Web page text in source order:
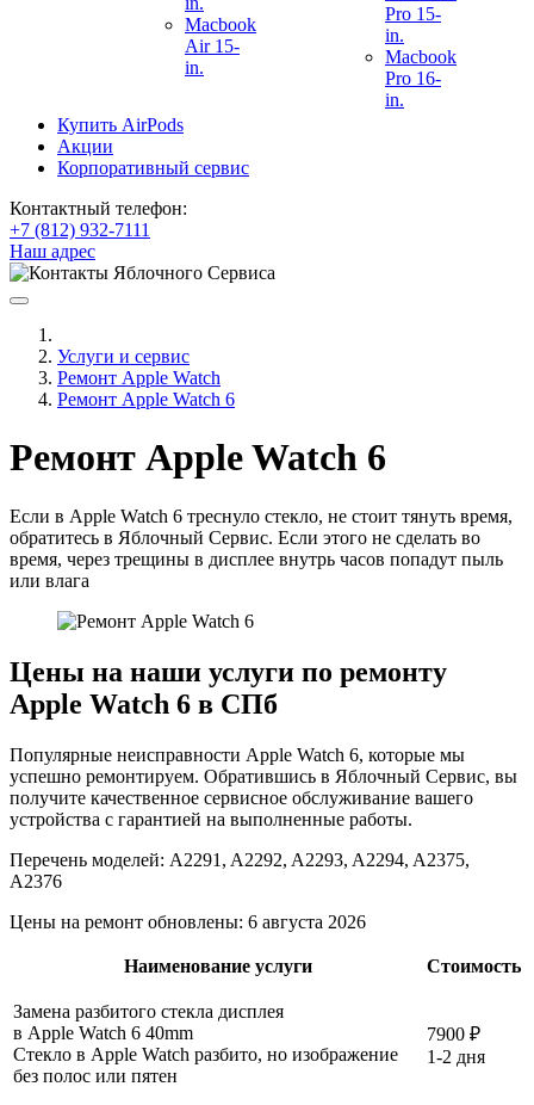
Macbook
Air 15-
in.
Pro 15-
in.
Macbook
Pro 16-
in.
Купить AirPods
Акции
Корпоративный сервис
Контактный телефон:
+7 (812) 932-7111
Наш адрес
Услуги и сервис
Ремонт Apple Watch
Ремонт Apple Watch 6
Ремонт Apple Watch 6
Если в Apple Watch 6 треснуло стекло, не стоит тянуть время,
обратитесь в Яблочный Сервис. Если этого не сделать во
время, через трещины в дисплее внутрь часов попадут пыль
или влага
Цены на наши услуги по ремонту
Apple Watch 6 в СПб
Популярные неисправности Apple Watch 6, которые мы
успешно ремонтируем. Обратившись в Яблочный Сервис, вы
получите качественное сервисное обслуживание вашего
устройства c гарантией на выполненные работы.
Перечень моделей: A2291, A2292, A2293, A2294, A2375,
A2376
Цены на ремонт обновлены: 6 августа 2026
Наименование услуги Стоимость
Замена разбитого стекла дисплея
в Apple Watch 6 40mm
Стекло в Apple Watch разбито, но изображение
без полос или пятен
7900 ₽
1-2 дня